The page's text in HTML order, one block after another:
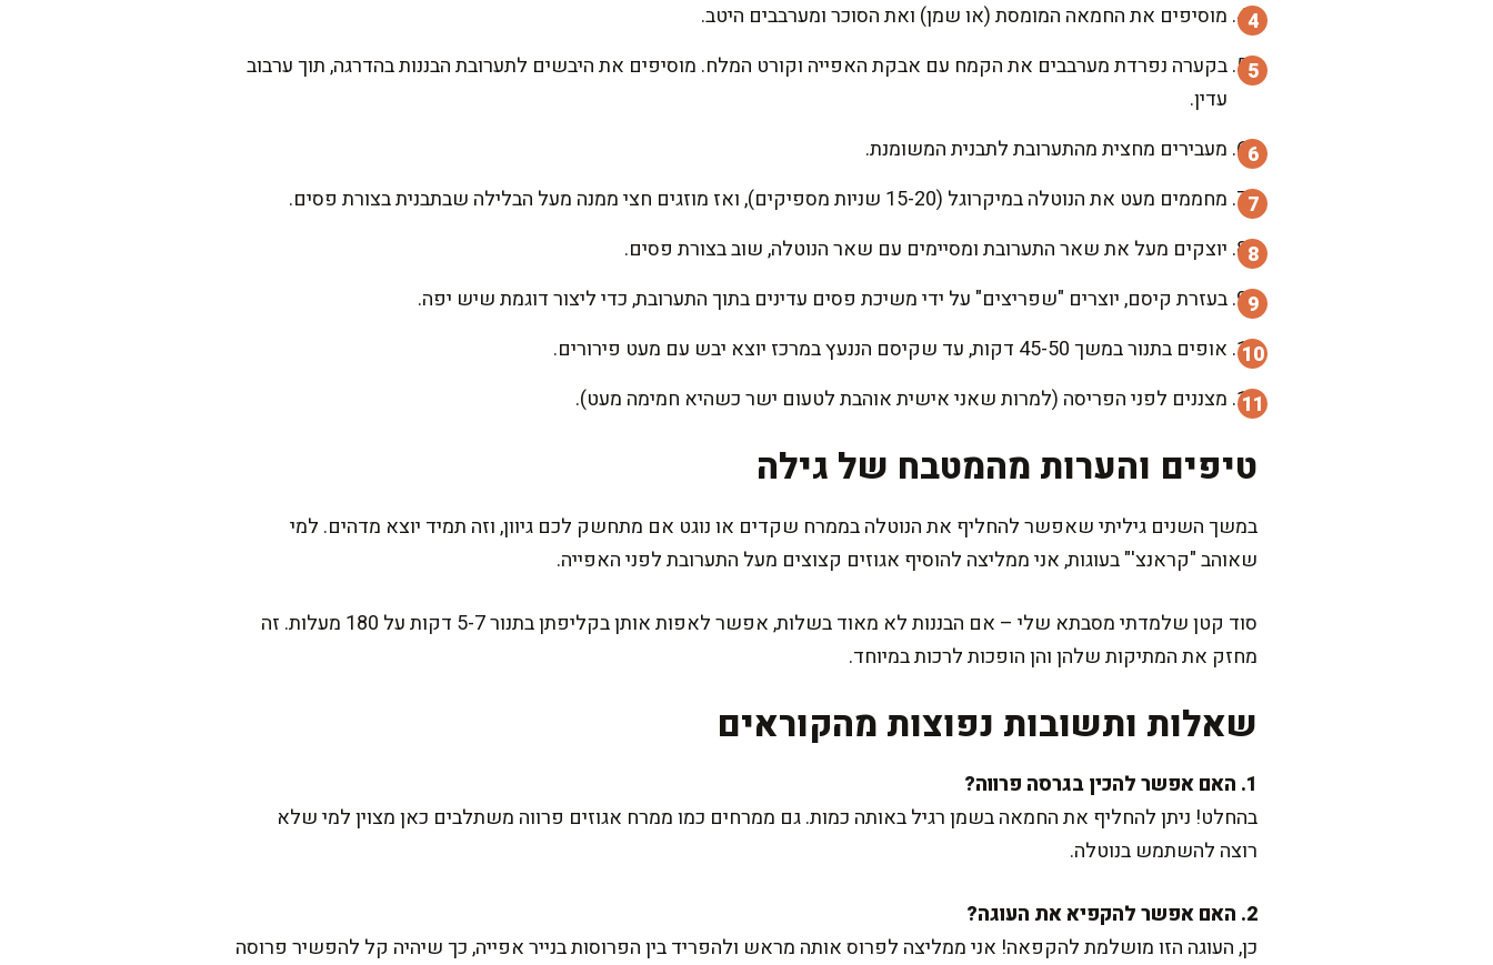
מוסיפים את החמאה המומסת (או שמן) ואת הסוכר ומערבבים היטב.
בקערה נפרדת מערבבים את הקמח עם אבקת האפייה וקורט המלח. מוסיפים את היבשים לתערובת הבננות בהדרגה, תוך ערבוב
עדין.
מעבירים מחצית מהתערובת לתבנית המשומנת.
מחממים מעט את הנוטלה במיקרוגל (15-20 שניות מספיקים), ואז מוזגים חצי ממנה מעל הבלילה שבתבנית בצורת פסים.
יוצקים מעל את שאר התערובת ומסיימים עם שאר הנוטלה, שוב בצורת פסים.
בעזרת קיסם, יוצרים "שפריצים" על ידי משיכת פסים עדינים בתוך התערובת, כדי ליצור דוגמת שיש יפה.
אופים בתנור במשך 45-50 דקות, עד שקיסם הננעץ במרכז יוצא יבש עם מעט פירורים.
מצננים לפני הפריסה (למרות שאני אישית אוהבת לטעום ישר כשהיא חמימה מעט).
טיפים והערות מהמטבח של גילה
במשך השנים גיליתי שאפשר להחליף את הנוטלה בממרח שקדים או נוגט אם מתחשק לכם גיוון, וזה תמיד יוצא מדהים. למי
שאוהב "קראנצ'" בעוגות, אני ממליצה להוסיף אגוזים קצוצים מעל התערובת לפני האפייה.
סוד קטן שלמדתי מסבתא שלי – אם הבננות לא מאוד בשלות, אפשר לאפות אותן בקליפתן בתנור 5-7 דקות על 180 מעלות. זה
מחזק את המתיקות שלהן והן הופכות לרכות במיוחד.
שאלות ותשובות נפוצות מהקוראים
1. האם אפשר להכין בגרסה פרווה?
בהחלט! ניתן להחליף את החמאה בשמן רגיל באותה כמות. גם ממרחים כמו ממרח אגוזים פרווה משתלבים כאן מצוין למי שלא
רוצה להשתמש בנוטלה.
2. האם אפשר להקפיא את העוגה?
כן, העוגה הזו מושלמת להקפאה! אני ממליצה לפרוס אותה מראש ולהפריד בין הפרוסות בנייר אפייה, כך שיהיה קל להפשיר פרוסה